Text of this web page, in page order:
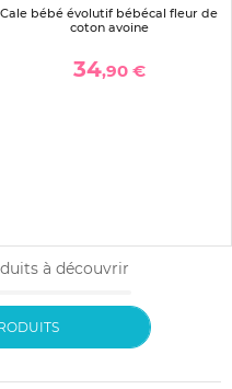
Cale bébé évolutif bébécal fleur de
coton avoine
34,90 €
à découvrir